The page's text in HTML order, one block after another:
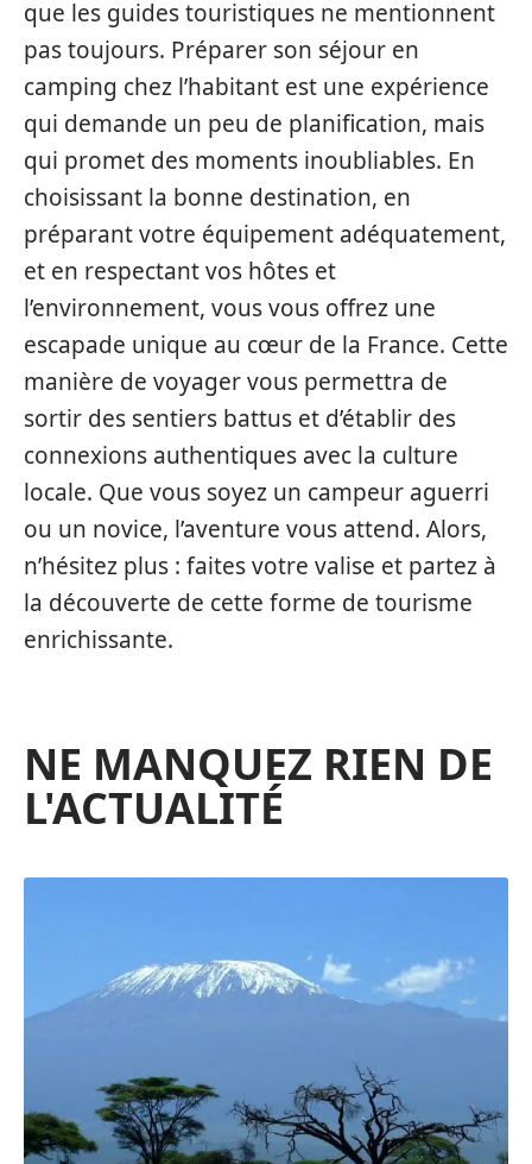
que les guides touristiques ne mentionnent
pas toujours. Préparer son séjour en
camping chez l’habitant est une expérience
qui demande un peu de planification, mais
qui promet des moments inoubliables. En
choisissant la bonne destination, en
préparant votre équipement adéquatement,
et en respectant vos hôtes et
l’environnement, vous vous offrez une
escapade unique au cœur de la France. Cette
manière de voyager vous permettra de
sortir des sentiers battus et d’établir des
connexions authentiques avec la culture
locale. Que vous soyez un campeur aguerri
ou un novice, l’aventure vous attend. Alors,
n’hésitez plus : faites votre valise et partez à
la découverte de cette forme de tourisme
enrichissante.
NE MANQUEZ RIEN DE
L'ACTUALITÉ